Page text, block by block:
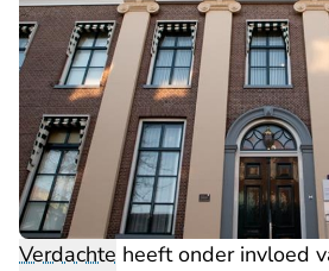
Verdachte heeft onder invloed